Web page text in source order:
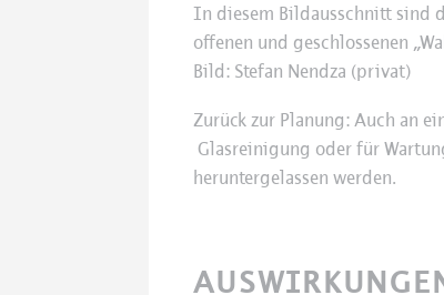
In diesem Bildausschnitt sind
offenen und geschlossenen
Bild: Stefan Nendza (privat)
Zurück zur Planung: Auch an
Glasreinigung oder für
heruntergelassen werden.